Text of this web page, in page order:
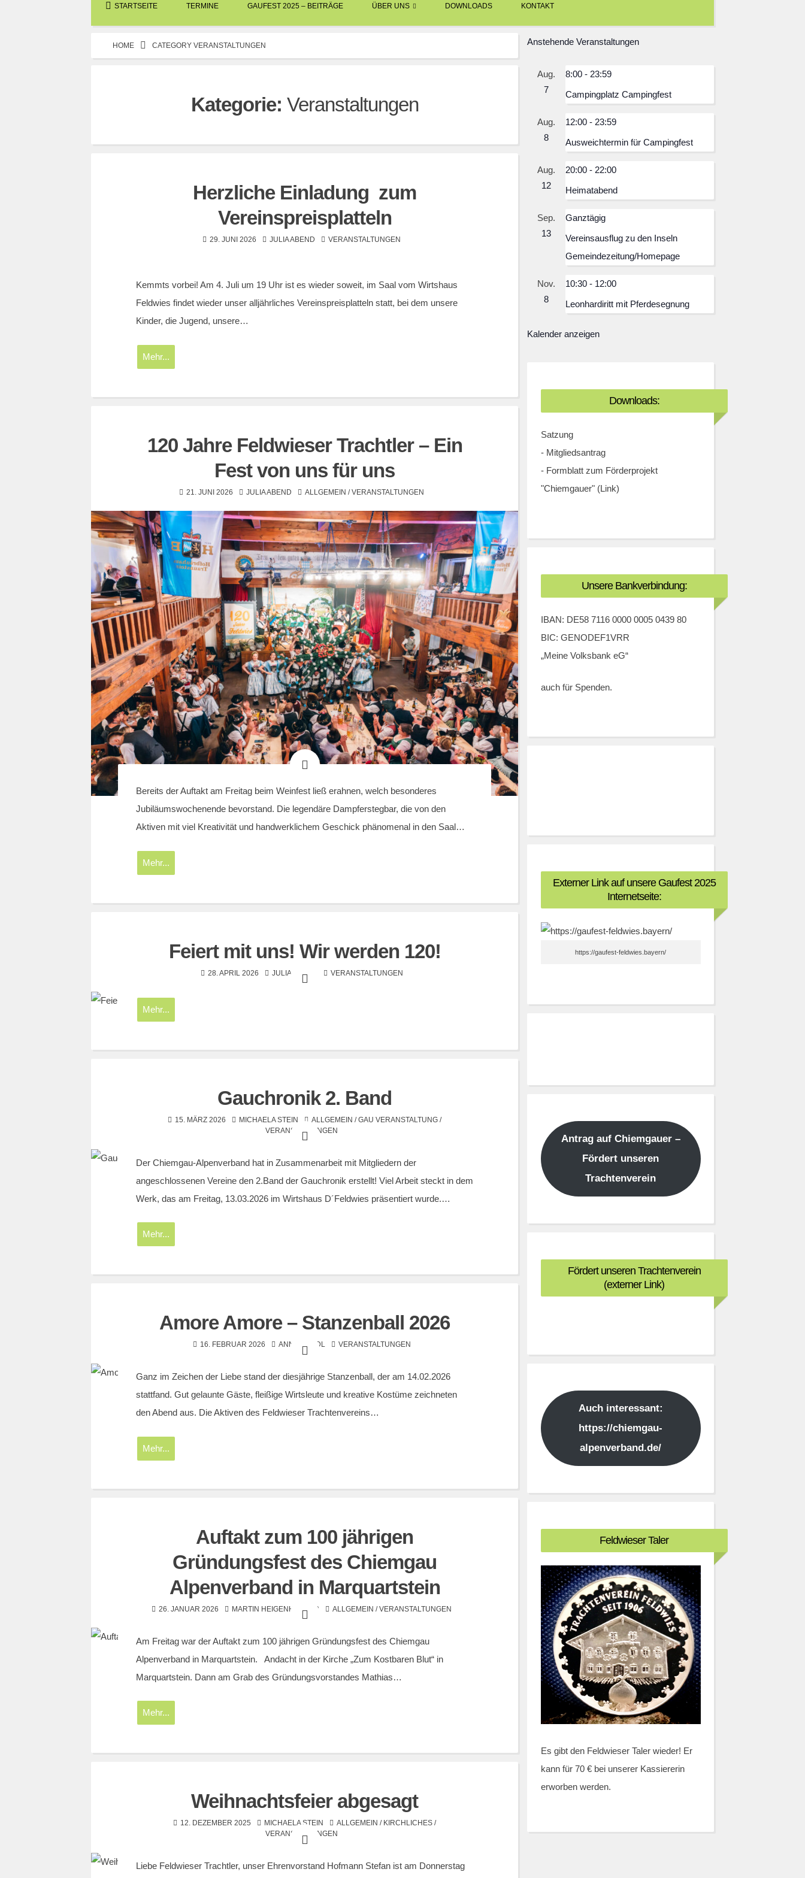
STARTSEITE TERMINE GAUFEST 2025 – BEITRÄGE ÜBER UNS DOWNLOADS KONTAKT
HOME CATEGORY VERANSTALTUNGEN
Kategorie: Veranstaltungen
Herzliche Einladung zum
Vereinspreisplatteln
29. JUNI 2026 JULIA ABEND VERANSTALTUNGEN
Kemmts vorbei! Am 4. Juli um 19 Uhr ist es wieder soweit, im Saal vom Wirtshaus
Feldwies findet wieder unser alljährliches Vereinspreisplatteln statt, bei dem unsere
Kinder, die Jugend, unsere…
Mehr...
120 Jahre Feldwieser Trachtler – Ein
Fest von uns für uns
21. JUNI 2026 JULIA ABEND ALLGEMEIN /VERANSTALTUNGEN
Bereits der Auftakt am Freitag beim Weinfest ließ erahnen, welch besonderes
Jubiläumswochenende bevorstand. Die legendäre Dampferstegbar, die von den
Aktiven mit viel Kreativität und handwerklichem Geschick phänomenal in den Saal…
Mehr...
Feiert mit uns! Wir werden 120!
28. APRIL 2026 JULIA ABEND VERANSTALTUNGEN
Mehr...
Gauchronik 2. Band
15. MÄRZ 2026 MICHAELA STEIN ALLGEMEIN /GAU VERANSTALTUNG /
VERANSTALTUNGEN
Der Chiemgau-Alpenverband hat in Zusammenarbeit mit Mitgliedern der
angeschlossenen Vereine den 2.Band der Gauchronik erstellt! Viel Arbeit steckt in dem
Werk, das am Freitag, 13.03.2026 im Wirtshaus D´Feldwies präsentiert wurde.…
Mehr...
Amore Amore – Stanzenball 2026
16. FEBRUAR 2026 ANNA GNADL VERANSTALTUNGEN
Ganz im Zeichen der Liebe stand der diesjährige Stanzenball, der am 14.02.2026
stattfand. Gut gelaunte Gäste, fleißige Wirtsleute und kreative Kostüme zeichneten
den Abend aus. Die Aktiven des Feldwieser Trachtenvereins…
Mehr...
Auftakt zum 100 jährigen
Gründungsfest des Chiemgau
Alpenverband in Marquartstein
26. JANUAR 2026 MARTIN HEIGENHAUSER ALLGEMEIN /VERANSTALTUNGEN
Am Freitag war der Auftakt zum 100 jährigen Gründungsfest des Chiemgau
Alpenverband in Marquartstein. Andacht in der Kirche „Zum Kostbaren Blut“ in
Marquartstein. Dann am Grab des Gründungsvorstandes Mathias…
Mehr...
Weihnachtsfeier abgesagt
12. DEZEMBER 2025 MICHAELA STEIN ALLGEMEIN / KIRCHLICHES /
VERANSTALTUNGEN
Liebe Feldwieser Trachtler, unser Ehrenvorstand Hofmann Stefan ist am Donnerstag
Anstehende Veranstaltungen
Aug.
7
8:00 - 23:59
Campingplatz Campingfest
Aug.
8
12:00 - 23:59
Ausweichtermin für Campingfest
Aug.
12
20:00 - 22:00
Heimatabend
Sep.
13
Ganztägig
Vereinsausflug zu den Inseln
Gemeindezeitung/Homepage
Nov.
8
10:30 - 12:00
Leonhardiritt mit Pferdesegnung
Kalender anzeigen
Downloads:
Satzung
- Mitgliedsantrag
- Formblatt zum Förderprojekt
"Chiemgauer" (Link)
Unsere Bankverbindung:
IBAN: DE58 7116 0000 0005 0439 80
BIC: GENODEF1VRR
„Meine Volksbank eG“
auch für Spenden.
Externer Link auf unsere Gaufest 2025
Internetseite:
https://gaufest-feldwies.bayern/
Antrag auf Chiemgauer –
Fördert unseren
Trachtenverein
Fördert unseren Trachtenverein
(externer Link)
Auch interessant:
https://chiemgau-
alpenverband.de/
Feldwieser Taler
Es gibt den Feldwieser Taler wieder! Er
kann für 70 € bei unserer Kassiererin
erworben werden.